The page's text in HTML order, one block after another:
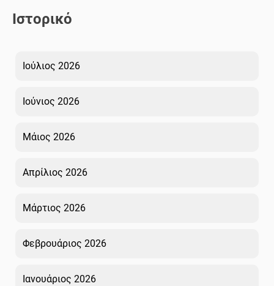
Ιστορικό
Ιούλιος 2026
Ιούνιος 2026
Μάιος 2026
Απρίλιος 2026
Μάρτιος 2026
Φεβρουάριος 2026
Ιανουάριος 2026